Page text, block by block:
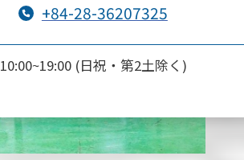
+84-28-36207325
10:00~19:00 (日祝・第2土除く)